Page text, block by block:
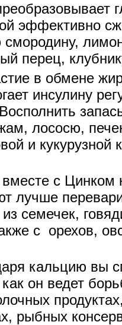
эффективно
перец,
в обмене
инсулину
лососю,
и
с Цинком
лучше
семечек,
с орехов,
кальцию вы
он ведет
рыбных